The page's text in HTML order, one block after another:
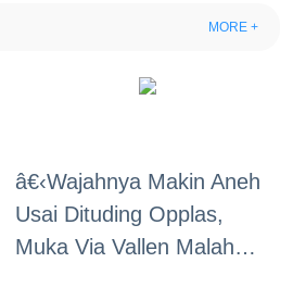
MORE +
â€‹Wajahnya Makin Aneh
Usai Dituding Opplas,
Muka Via Vallen Malah